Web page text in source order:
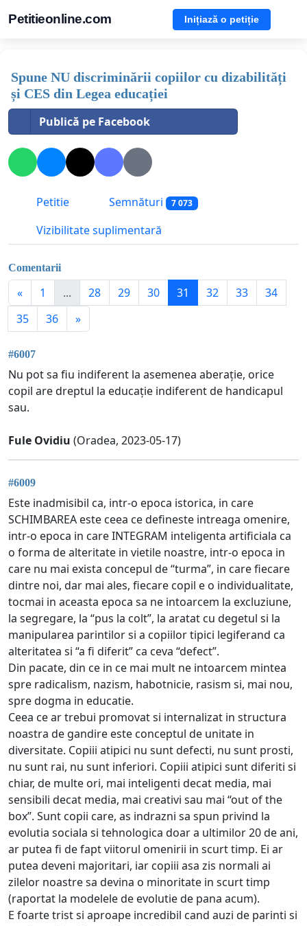
Petitieonline.com Inițiază o petiție
Spune NU discriminării copiilor cu dizabilități
și CES din Legea educației
Publică pe Facebook
Petitie Semnături 7 073
Vizibilitate suplimentară
Comentarii
« 1 ... 28 29 30 31 32 33
34
35
36 »
#6007
Nu pot sa fiu indiferent la asemenea aberație, orice
copil are dreptul la educație indiferent de handicapul
sau.
Fule Ovidiu (Oradea, 2023-05-17)
#6009
Este inadmisibil ca, intr-o epoca istorica, in care
SCHIMBAREA este ceea ce defineste intreaga omenire,
intr-o epoca in care INTEGRAM inteligenta artificiala ca
o forma de alteritate in vietile noastre, intr-o epoca in
care nu mai exista concepul de “turma”, in care fiecare
dintre noi, dar mai ales, fiecare copil e o individualitate,
tocmai in aceasta epoca sa ne intoarcem la excluziune,
la segregare, la “pus la colt”, la aratat cu degetul si la
manipularea parintilor si a copiilor tipici legiferand ca
alteritatea si “a fi diferit” ca ceva “defect”.
Din pacate, din ce in ce mai mult ne intoarcem mintea
spre radicalism, nazism, habotnicie, rasism si, mai nou,
spre dogma in educatie.
Ceea ce ar trebui promovat si internalizat in structura
noastra de gandire este conceptul de unitate in
diversitate. Copiii atipici nu sunt defecti, nu sunt prosti,
nu sunt rai, nu sunt inferiori. Copiii atipici sunt diferiti si
chiar, de multe ori, mai inteligenti decat media, mai
sensibili decat media, mai creativi sau mai “out of the
box”. Sunt copii care, as indrazni sa spun privind la
evolutia sociala si tehnologica doar a ultimilor 20 de ani,
ar putea fi de fapt viitorul omenirii in scurt timp. Ei ar
putea deveni majoritari, iar copiii asa zis normali ai
zilelor noastre sa devina o minoritate in scurt timp
(raportat la modelele de evolutie de pana acum).
E foarte trist si aproape incredibil cand auzi de parinti si